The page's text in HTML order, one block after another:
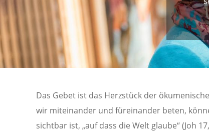
Das Gebet ist das Herzstück der
wir miteinander und füreinander beten,
sichtbar ist, „auf dass die Welt glaube“ (Joh